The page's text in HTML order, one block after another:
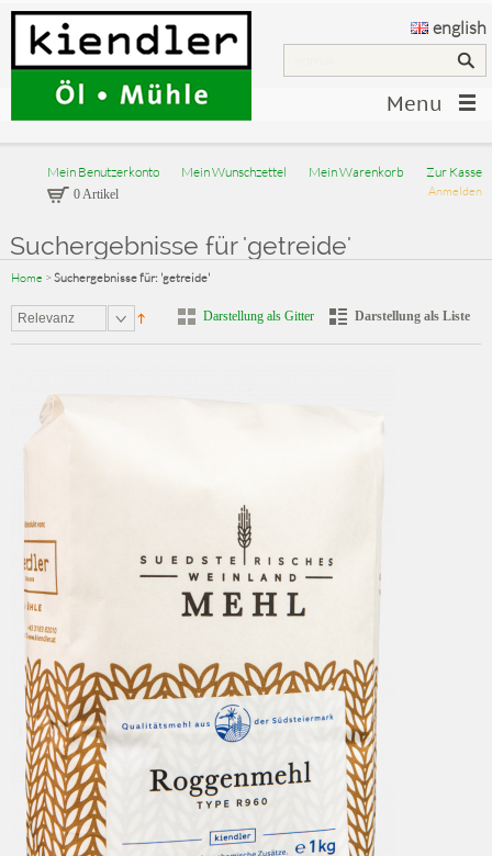
english
Menu
Mein Benutzerkonto Mein Wunschzettel Mein Warenkorb Zur Kasse
Anmelden
0 Artikel
Suchergebnisse für 'getreide'
Home > Suchergebnisse für: 'getreide'
Relevanz Darstellung als Gitter Darstellung als Liste